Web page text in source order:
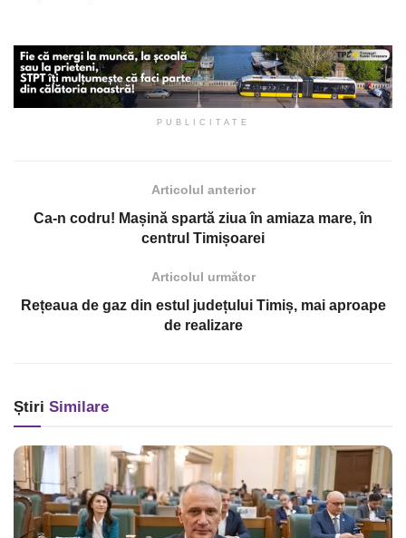
PUBLICITATE
Articolul anterior
Ca-n codru! Mașină spartă ziua în amiaza mare, în
centrul Timișoarei
Articolul următor
Rețeaua de gaz din estul județului Timiș, mai aproape
de realizare
Știri Similare